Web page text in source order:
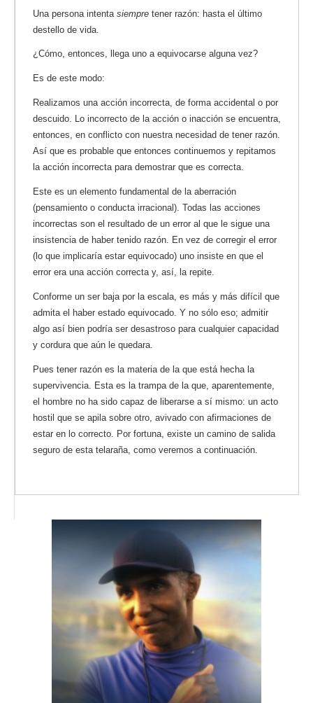
Una persona intenta siempre tener razón: hasta el último
destello de vida.
¿Cómo, entonces, llega uno a equivocarse alguna vez?
Es de este modo:
Realizamos una acción incorrecta, de forma accidental o por
descuido. Lo incorrecto de la acción o inacción se encuentra,
entonces, en conflicto con nuestra necesidad de tener razón.
Así que es probable que entonces continuemos y repitamos
la acción incorrecta para demostrar que es correcta.
Este es un elemento fundamental de la aberración
(pensamiento o conducta irracional). Todas las acciones
incorrectas son el resultado de un error al que le sigue una
insistencia de haber tenido razón. En vez de corregir el error
(lo que implicaría estar equivocado) uno insiste en que el
error era una acción correcta y, así, la repite.
Conforme un ser baja por la escala, es más y más difícil que
admita el haber estado equivocado. Y no sólo eso; admitir
algo así bien podría ser desastroso para cualquier capacidad
y cordura que aún le quedara.
Pues tener razón es la materia de la que está hecha la
supervivencia. Esta es la trampa de la que, aparentemente,
el hombre no ha sido capaz de liberarse a sí mismo: un acto
hostil que se apila sobre otro, avivado con afirmaciones de
estar en lo correcto. Por fortuna, existe un camino de salida
seguro de esta telaraña, como veremos a continuación.